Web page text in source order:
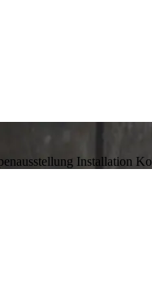
Installation